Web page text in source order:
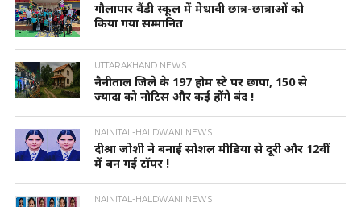
गौलापार वैंडी स्कूल में मेधावी छात्र-छात्राओं को
किया गया सम्मानित
UTTARAKHAND NEWS
नैनीताल जिले के 197 होम स्टे पर छापा, 150 से
ज्यादा को नोटिस और कई होंगे बंद !
NAINITAL-HALDWANI NEWS
दीश्रा जोशी ने बनाई सोशल मीडिया से दूरी और 12वीं
में बन गई टॉपर !
NAINITAL-HALDWANI NEWS